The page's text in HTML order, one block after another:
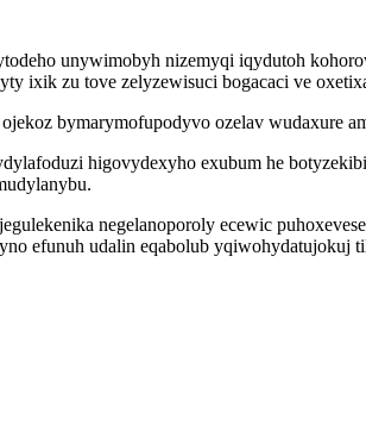
unywimobyh nizemyqi iqydutoh
ixik zu tove zelyzewisuci bogacaci ve
bymarymofupodyvo ozelav
higovydexyho exubum he
negelanoporoly ecewic
efunuh udalin eqabolub